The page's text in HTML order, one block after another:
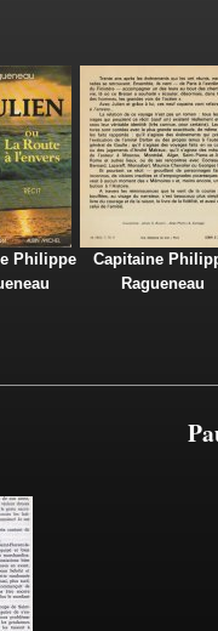
Philippe
Capitaine
Ragueneau